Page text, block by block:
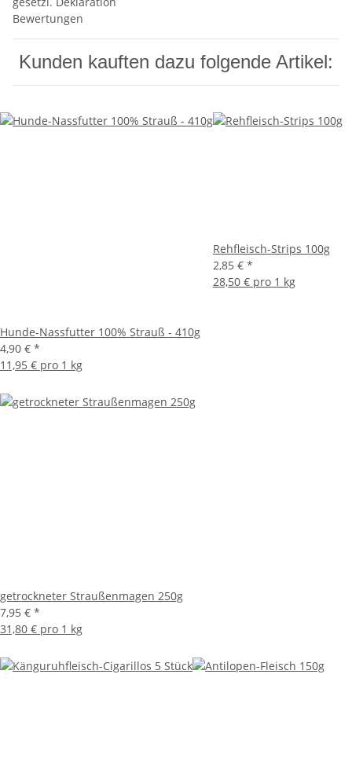
Bewertungen
Kunden kauften dazu folgende Artikel:
Hunde-Nassfutter 100% Strauß - 410g
4,90 € *
11,95 € pro 1 kg
Rehfleisch-Strips 100g
2,85 € *
28,50 € pro 1 kg
getrockneter Straußenmagen 250g
7,95 € *
31,80 € pro 1 kg